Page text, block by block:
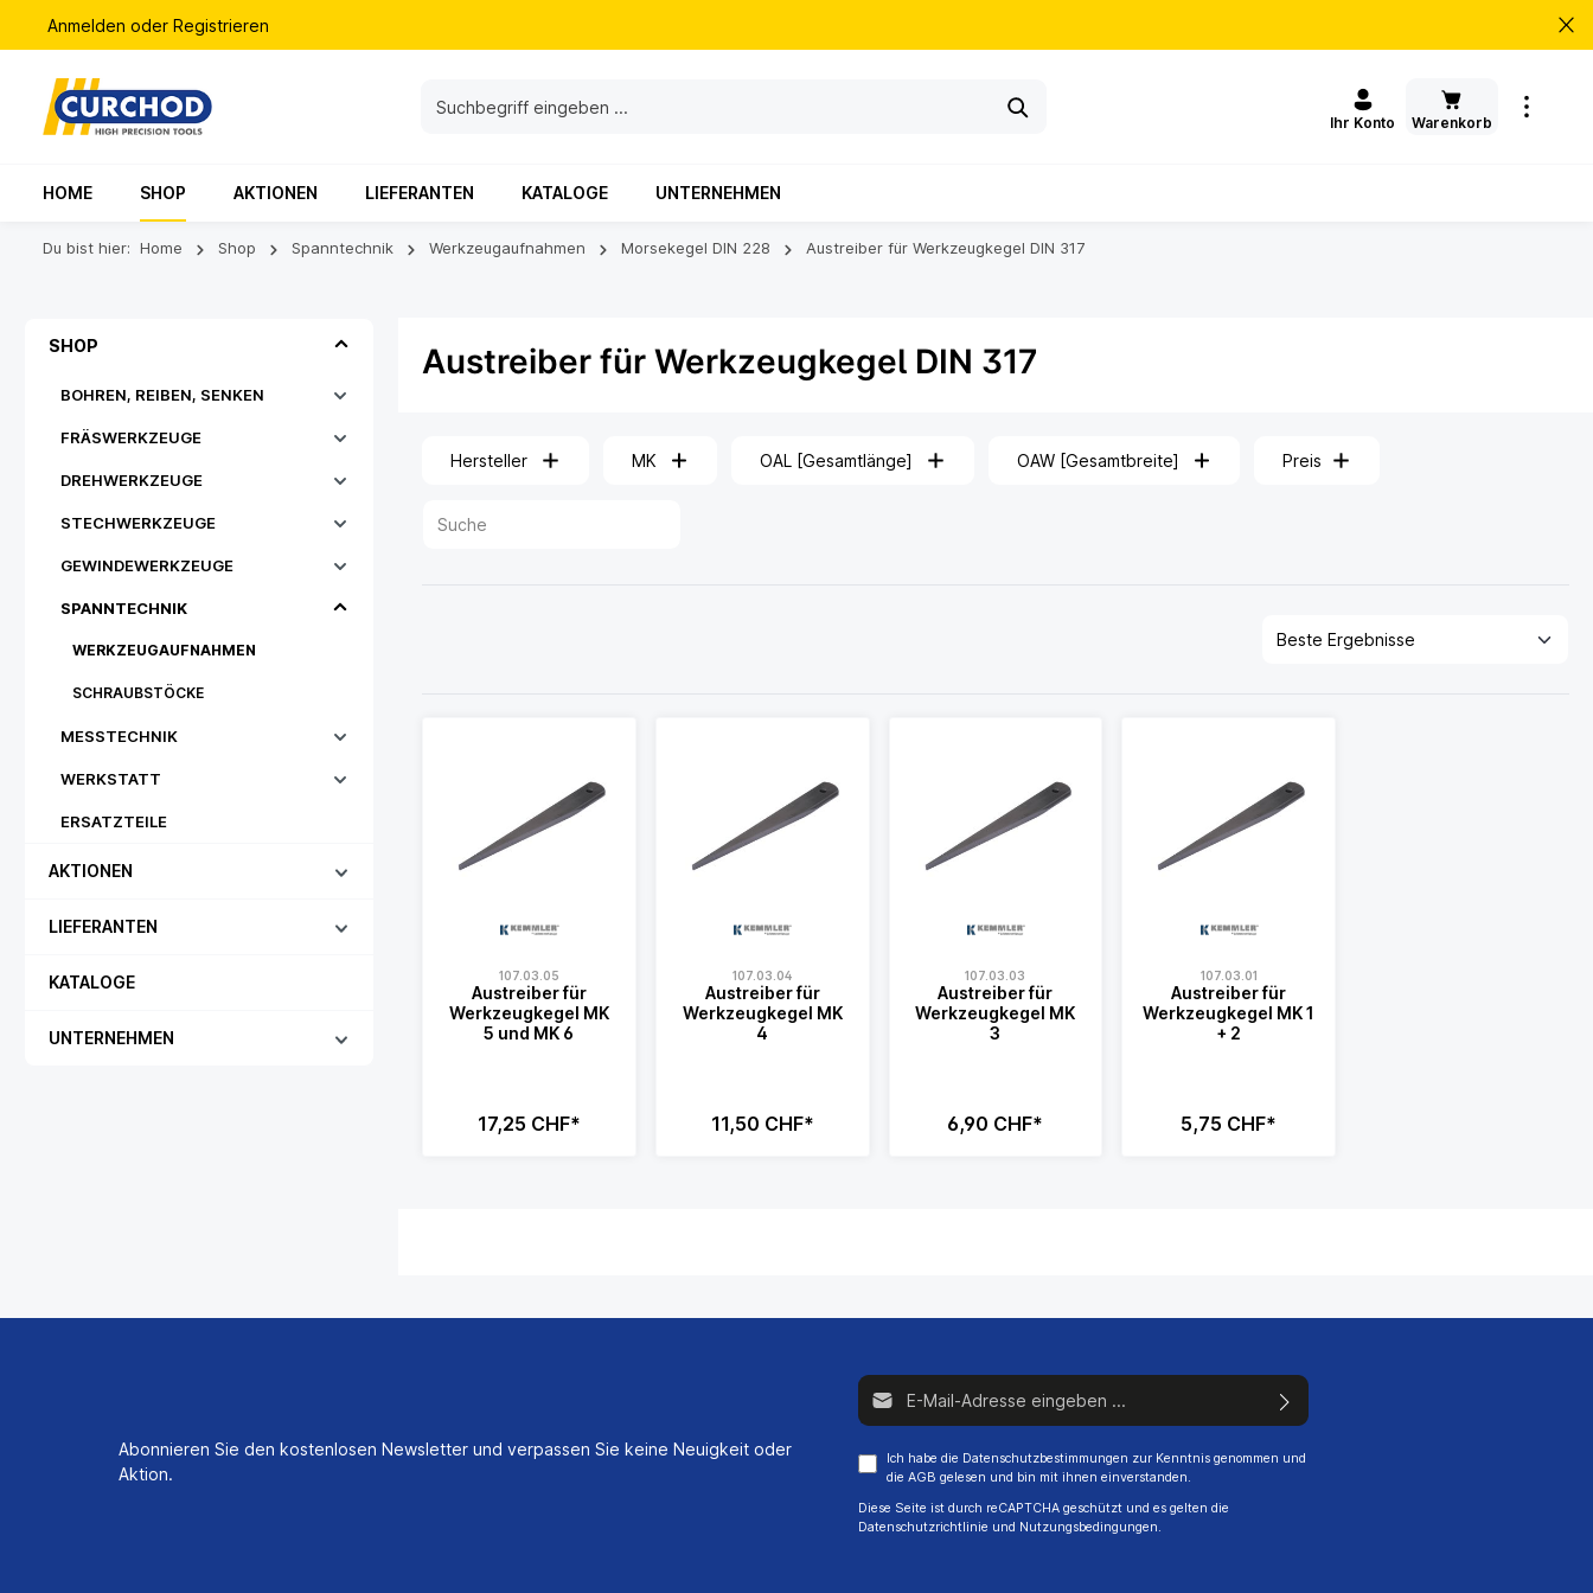
Anmelden oder Registrieren
Ihr Konto Warenkorb
HOME SHOP AKTIONEN LIEFERANTEN KATALOGE UNTERNEHMEN
Du bist hier: Home Shop Spanntechnik Werkzeugaufnahmen Morsekegel DIN 228 Austreiber für Werkzeugkegel DIN 317
SHOP
BOHREN, REIBEN, SENKEN
FRÄSWERKZEUGE
DREHWERKZEUGE
STECHWERKZEUGE
GEWINDEWERKZEUGE
SPANNTECHNIK
WERKZEUGAUFNAHMEN
SCHRAUBSTÖCKE
MESSTECHNIK
WERKSTATT
ERSATZTEILE
AKTIONEN
LIEFERANTEN
KATALOGE
UNTERNEHMEN
Austreiber für Werkzeugkegel DIN 317
Hersteller MK OAL [Gesamtlänge] OAW [Gesamtbreite] Preis
107.03.05
Austreiber für
Werkzeugkegel MK
5 und MK 6
17,25 CHF*
107.03.04
Austreiber für
Werkzeugkegel MK
4
11,50 CHF*
107.03.03
Austreiber für
Werkzeugkegel MK
3
6,90 CHF*
107.03.01
Austreiber für
Werkzeugkegel MK 1
+ 2
5,75 CHF*
Abonnieren Sie den kostenlosen Newsletter und verpassen Sie keine Neuigkeit oder
Aktion.
E-Mail-Adresse*
Ich habe die Datenschutzbestimmungen zur Kenntnis genommen und
die AGB gelesen und bin mit ihnen einverstanden.
Diese Seite ist durch reCAPTCHA geschützt und es gelten die
Datenschutzrichtlinie und Nutzungsbedingungen.